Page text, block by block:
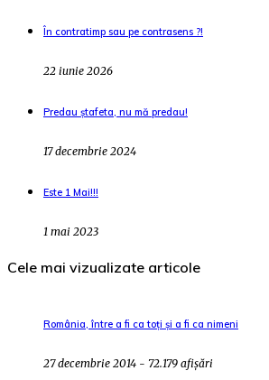
În contratimp sau pe contrasens ?!
22 iunie 2026
Predau ștafeta, nu mă predau!
17 decembrie 2024
Este 1 Mai!!!
1 mai 2023
Cele mai vizualizate articole
România, între a fi ca toți și a fi ca nimeni
27 decembrie 2014 - 72.179 afișări